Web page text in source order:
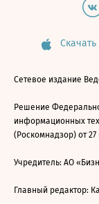
Сетевое издание
Решение
информационных
(Роскомнадзор) от
Учредитель: АО
Главный редактор: